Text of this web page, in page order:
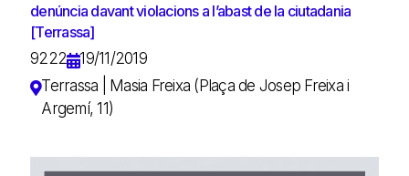
denúncia davant violacions a l’abast de la ciutadania
[Terrassa]
9222
19/11/2019
Terrassa | Masia Freixa (Plaça de Josep Freixa i
Argemí, 11)